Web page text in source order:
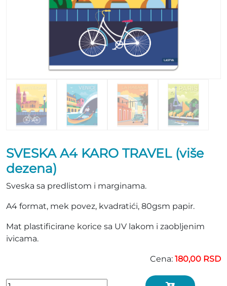
SVESKA A4 KARO TRAVEL (više
dezena)
Sveska sa predlistom i marginama.
A4 format, mek povez, kvadratići, 80gsm papir.
Mat plastificirane korice sa UV lakom i zaobljenim
ivicama.
Cena: 180,00 RSD